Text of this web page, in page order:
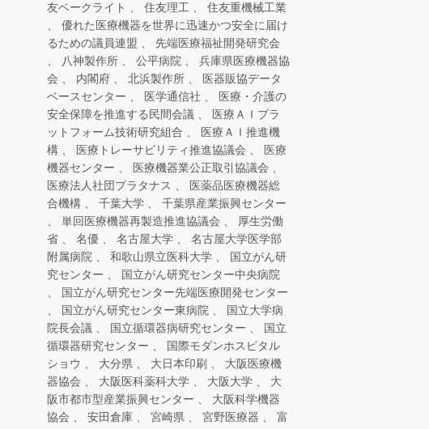
友ベークライト
住友理工
住友重機械工業
優れた医療機器を世界に迅速かつ安全に届け
るための議員連盟
先端医療福祉開発研究会
八神製作所
公平病院
兵庫県医療機器協
会
内閣府 北浜製作所
医器販協データ
ベースセンター
医学通信社
医療・介護の
安全保障を推進する民間会議
医療ＡＩプラ
ットフォーム技術研究組合
医療ＡＩ推進機
構
医療トレーサビリティ推進協議会
医療
機器センター
医療機器業公正取引協議会
医療法人社団プラタナス
医薬品医療機器総
合機構
千葉大学
千葉県産業振興センター
単回医療機器再製造推進協議会
厚生労働
省
名優 名古屋大学
名古屋大学医学部
附属病院
和歌山県立医科大学
国立がん研
究センター
国立がん研究センター中央病院
国立がん研究センター先端医療開発センター
国立がん研究センター東病院
国立大学病
院長会議
国立循環器病研究センター
国立
循環器研究センター
国際モダンホスピタル
ショウ
大分県 大日本印刷
大阪医療機
器協会
大阪医科薬科大学 大阪大学
大
阪市都市型産業振興センター
大阪科学機器
協会
安田倉庫 宮崎県 宮野医療器
富